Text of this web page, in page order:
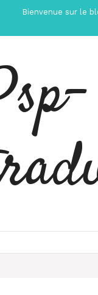
contenu
Bienvenue sur le